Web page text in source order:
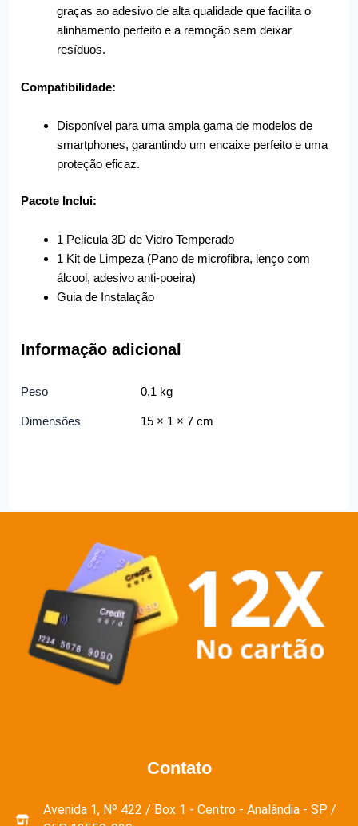
graças ao adesivo de alta qualidade que facilita o
alinhamento perfeito e a remoção sem deixar
resíduos.
Compatibilidade:
Disponível para uma ampla gama de modelos de
smartphones, garantindo um encaixe perfeito e uma
proteção eficaz.
Pacote Inclui:
1 Película 3D de Vidro Temperado
1 Kit de Limpeza (Pano de microfibra, lenço com
álcool, adesivo anti-poeira)
Guia de Instalação
Informação adicional
Peso 0,1 kg
Dimensões 15 × 1 × 7 cm
Contato
Avenida 1, Nº 422 / Box 1 - Centro - Analândia - SP /